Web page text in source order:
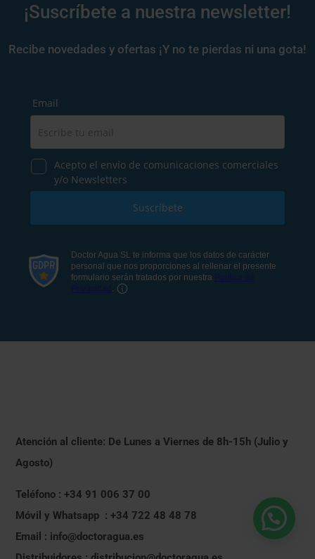
¡Suscríbete a nuestra newsletter!
Recibe novedades y ofertas ¡Y no te pierdas ni una gota!
Atención al cliente: De Lunes a Viernes de 8h-15h (Julio y
Agosto)
Teléfono : +34 91 006 37 00
Móvil y Whatsapp : +34 722 48 48 78
Email : info@doctoragua.es